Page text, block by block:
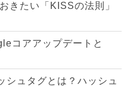
きたい「KISSの法則」
コアアップデートと
シュタグとは？ハッシュ